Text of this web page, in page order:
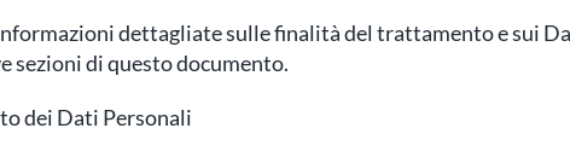
dettagliate sulle finalità del trattamento e sui
sezioni di questo documento.
dei Dati Personali